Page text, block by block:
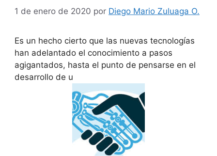
1 de enero de 2020 por Diego Mario Zuluaga O.
Es un hecho cierto que las nuevas tecnologías
han adelantado el conocimiento a pasos
agigantados, hasta el punto de pensarse en el
desarrollo de u